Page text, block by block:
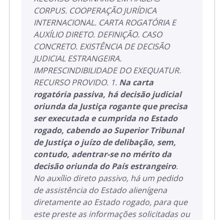
CORPUS. COOPERAÇÃO JURÍDICA
INTERNACIONAL. CARTA ROGATÓRIA E
AUXÍLIO DIRETO. DEFINIÇÃO. CASO
CONCRETO. EXISTÊNCIA DE DECISÃO
JUDICIAL ESTRANGEIRA.
IMPRESCINDIBILIDADE DO EXEQUATUR.
RECURSO PROVIDO. 1. Na carta
rogatória passiva, há decisão judicial
oriunda da Justiça rogante que precisa
ser executada e cumprida no Estado
rogado, cabendo ao Superior Tribunal
de Justiça o juízo de delibação, sem,
contudo, adentrar-se no mérito da
decisão oriunda do País estrangeiro.
No auxílio direto passivo, há um pedido
de assistência do Estado alienígena
diretamente ao Estado rogado, para que
este preste as informações solicitadas ou